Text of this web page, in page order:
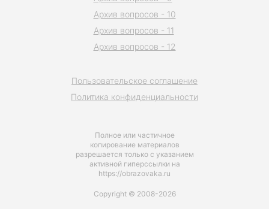
Полное или частичное
копирование материалов
разрешается только с указанием
активной гиперссылки на
https://obrazovaka.ru
Пользовательское соглашение
Политика конфиденциальности
Архив вопросов - 10
Архив вопросов - 11
Архив вопросов - 12
Copyright © 2008-2026